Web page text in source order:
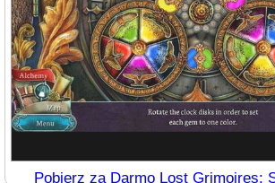
Pobierz za Darmo Lost Grimoires: